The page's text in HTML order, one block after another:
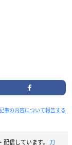
事の内容について報告する
信しています。 刀